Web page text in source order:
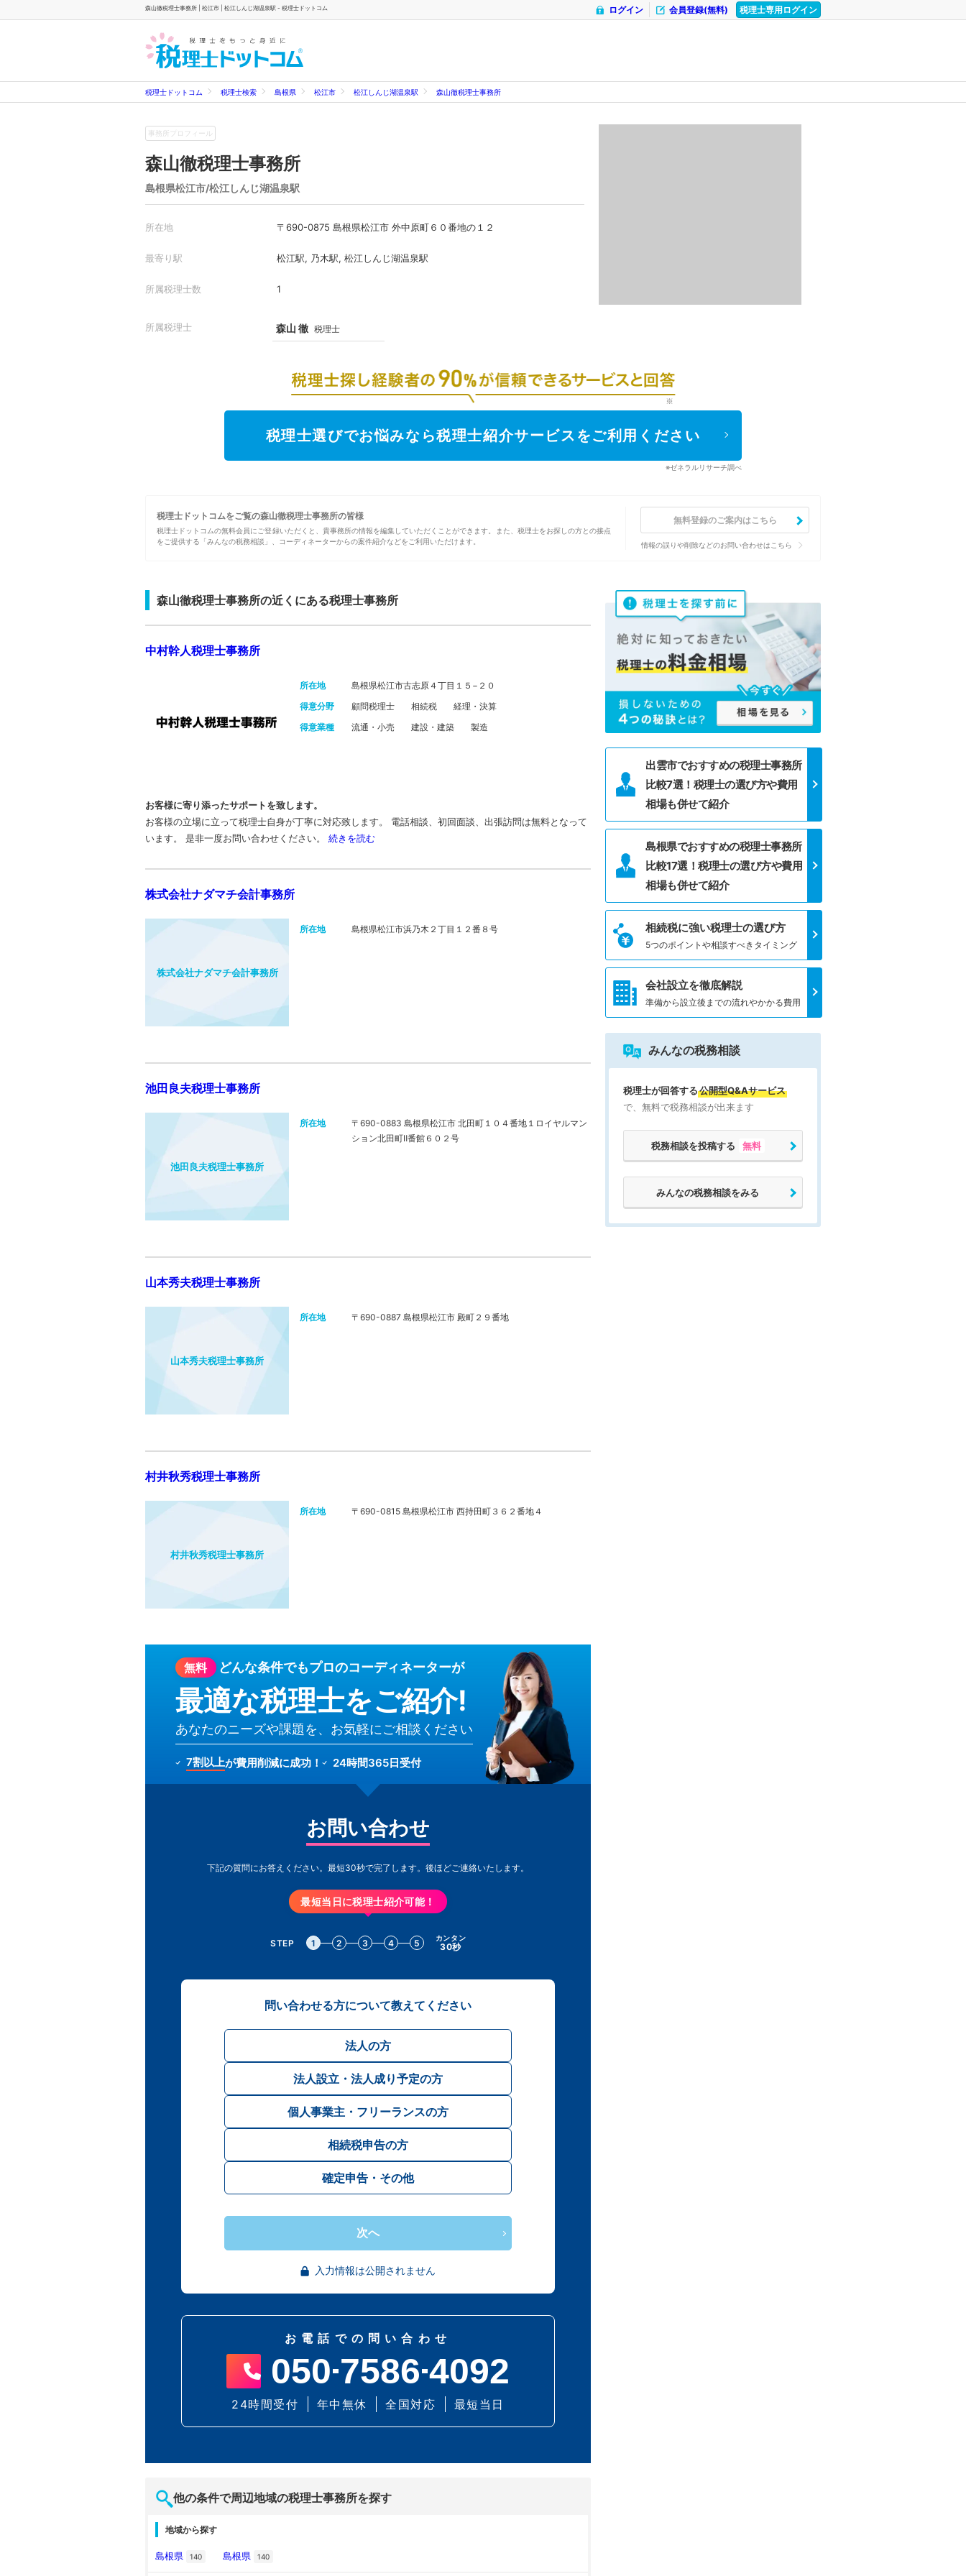
森山徹税理士事務所 | 松江市 | 松江しんじ湖温泉駅 - 税理士ドットコム 税理士専用ログイン
会員登録(無料)
ログイン
税理士ドットコム 税理士検索 島根県 松江市 松江しんじ湖温泉駅 森山徹税理士事務所
事務所プロフィール
森山徹税理士事務所
島根県松江市/松江しんじ湖温泉駅
所在地 〒690-0875 島根県松江市 外中原町６０番地の１２
最寄り駅 松江駅, 乃木駅, 松江しんじ湖温泉駅
所属税理士数 1
所属税理士 森山 徹 税理士
税理士選びでお悩みなら税理士紹介サービスをご利用ください
※ゼネラルリサーチ調べ
税理士ドットコムをご覧の森山徹税理士事務所の皆様
税理士ドットコムの無料会員にご登録いただくと、貴事務所の情報を編集していただくことができます。また、税理士をお探しの方との接点
をご提供する「みんなの税務相談」、コーディネーターからの案件紹介などをご利用いただけます。
無料登録のご案内はこちら
情報の誤りや削除などのお問い合わせはこちら
森山徹税理士事務所の近くにある税理士事務所
中村幹人税理士事務所
所在地
島根県松江市古志原４丁目１５−２０
得意分野
顧問税理士 相続税
経理・決算
得意業種
流通・小売 建設・建築 製造
お客様に寄り添ったサポートを致します。
お客様の立場に立って税理士自身が丁寧に対応致します。 電話相談、初回面談、出張訪問は無料となって
います。 是非一度お問い合わせください。 続きを読む
株式会社ナダマチ会計事務所
所在地 島根県松江市浜乃木２丁目１２番８号
株式会社ナダマチ会計事務所
池田良夫税理士事務所
所在地
〒690-0883 島根県松江市 北田町１０４番地１ロイヤルマン
ション北田町Ⅱ番館６０２号
池田良夫税理士事務所
山本秀夫税理士事務所
所在地 〒690-0887 島根県松江市 殿町２９番地
山本秀夫税理士事務所
村井秋秀税理士事務所
所在地 〒690-0815 島根県松江市 西持田町３６２番地４
村井秋秀税理士事務所
無料 どんな条件でもプロのコーディネーターが
最適な税理士をご紹介!
あなたのニーズや課題を、お気軽にご相談ください
7割以上が費用削減に成功！ 24時間365日受付
お問い合わせ
下記の質問にお答えください。最短30秒で完了します。 後ほどご連絡いたします。
最短当日に税理士紹介可能！
STEP 1 2 3 4 5 カンタン
30秒
問い合わせる方について教えてください
法人の方
法人設立・法人成り予定の方
個人事業主・フリーランスの方
相続税申告の方
確定申告・その他
次へ
入力情報は公開されません
お電話での問い合わせ
050 7586 4092
24時間受付 年中無休 全国対応 最短当日
他の条件で周辺地域の税理士事務所を探す
地域から探す
島根県 140 島根県 140
出雲市でおすすめの税理士事務所
比較7選！税理士の選び方や費用
相場も併せて紹介
島根県でおすすめの税理士事務所
比較17選！税理士の選び方や費用
相場も併せて紹介
相続税に強い税理士の選び方
5つのポイントや相談すべきタイミング
会社設立を徹底解説
準備から設立後までの流れやかかる費用
みんなの税務相談
税理士が回答する公開型Q&Aサービス
で、無料で税務相談が出来ます
税務相談を投稿する 無料
みんなの税務相談をみる